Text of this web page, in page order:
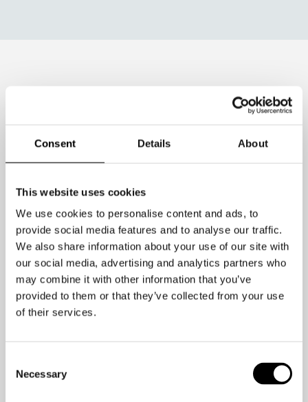
Consent Details About
This website uses cookies
We use cookies to personalise content and ads, to
provide social media features and to analyse our traffic.
We also share information about your use of our site with
our social media, advertising and analytics partners who
may combine it with other information that you’ve
provided to them or that they’ve collected from your use
of their services.
Selection
Necessary
"Ich habe zwar kein Kind, aber ich habe
einen Neffen, dem ich einige Grenzen
nicht zulasse; ich möchte sie nicht in
"Ich glaube nicht an eine übermäßige
Nutzung [der Technologie]. Ich bin kein
Mensch, der sagt, dass wir Erfolg
haben, wenn wir sie die ganze Zeit
benutzen. Das ist überhaupt nicht
meine Meinung."
will. Sollte man in einem Literaturkurs